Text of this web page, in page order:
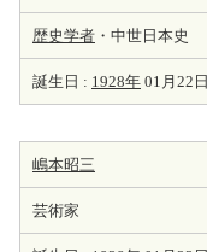
歴史学者 ・中世日本史
誕生日 : 1928年 01月22日
嶋本昭三
芸術家